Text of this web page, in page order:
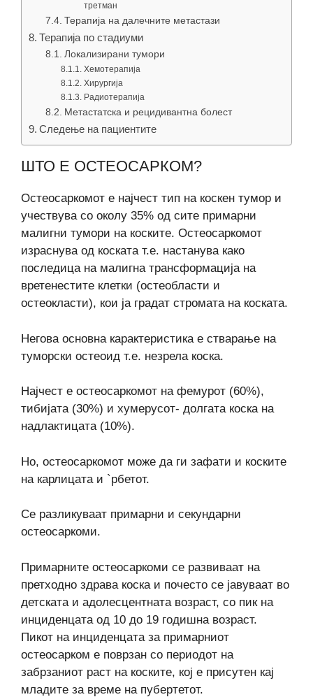
третман
Терапија на далечните метастази
Терапија по стадиуми
Локализирани тумори
Хемотерапија
Хирургија
Радиотерапија
Метастатска и рецидивантна болест
Следење на пациентите
ШТО Е ОСТЕОСАРКОМ?
Остеосаркомот е најчест тип на коскен тумор и
учествува со околу 35% од сите примарни
малигни тумори на коските. Остеосаркомот
израснува од коската т.е. настанува како
последица на малигна трансформација на
вретенестите клетки (остеобласти и
остеокласти), кои ја градат стромата на коската.
Негова основна карактеристика е стварање на
туморски остеоид т.е. незрела коска.
Најчест е остеосаркомот на фемурот (60%),
тибијата (30%) и хумерусот- долгата коска на
надлактицата (10%).
Но, остеосаркомот може да ги зафати и коските
на карлицата и `рбетот.
Се разликуваат примарни и секундарни
остеосаркоми.
Примарните остеосаркоми се развиваат на
претходно здрава коска и почесто се јавуваат во
детската и адолесцентната возраст, со пик на
инциденцата од 10 до 19 годишна возраст.
Пикот на инциденцата за примарниот
остеосарком е поврзан со периодот на
забрзаниот раст на коските, кој е присутен кај
младите за време на пубертетот.